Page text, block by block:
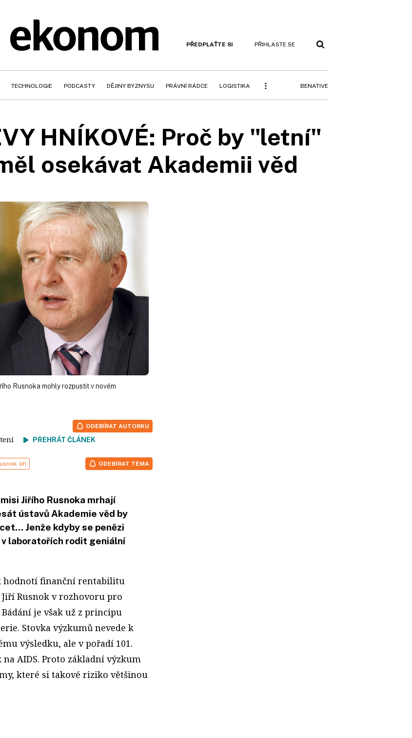
PŘEDPLAŤTE SI PŘIHLASTE SE
TECHNOLOGIE PODCASTY DĚJINY BYZNYSU PRÁVNÍ RÁDCE LOGISTIKA BENATIVE
HNÍKOVÉ: Proč by "letní"
osekávat Akademii věd
Rusnoka mohly rozpustit v novém
PŘEHRÁT ČLÁNEK
ODEBÍRAT AUTORKU
Jiří ODEBÍRAT TÉMA
Jiřího Rusnoka mrhají
ústavů Akademie věd by
Jenže kdyby se penězi
v laboratořích rodit geniální
hodnotí finanční rentabilitu
Rusnok v rozhovoru pro
je však už z principu
Stovka výzkumů nevede k
výsledku, ale v pořadí 101.
AIDS. Proto základní výzkum
které si takové riziko většinou